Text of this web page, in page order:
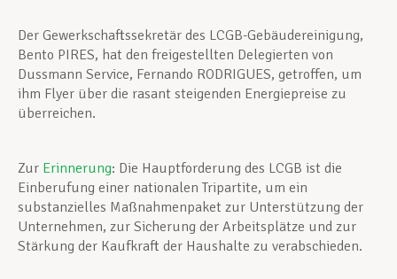
Der Gewerkschaftssekretär des LCGB-Gebäudereinigung,
Bento PIRES, hat den freigestellten Delegierten von
Dussmann Service, Fernando RODRIGUES, getroffen, um
ihm Flyer über die rasant steigenden Energiepreise zu
überreichen.
Zur Erinnerung: Die Hauptforderung des LCGB ist die
Einberufung einer nationalen Tripartite, um ein
substanzielles Maßnahmenpaket zur Unterstützung der
Unternehmen, zur Sicherung der Arbeitsplätze und zur
Stärkung der Kaufkraft der Haushalte zu verabschieden.